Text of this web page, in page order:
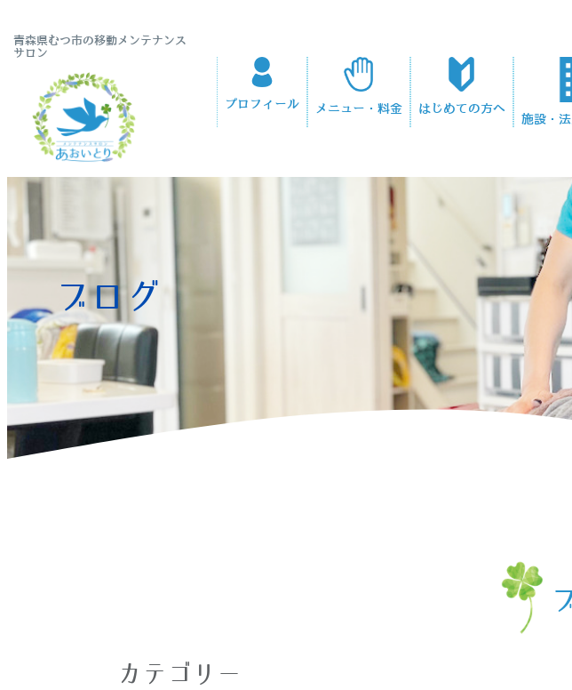
青森県むつ市の移動メンテナンス
サロン
プロフィール メニュー・料金 はじめての方へ
施設・
ブログ
カテゴリー